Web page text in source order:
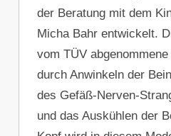
der Beratung mit dem
Micha Bahr entwickelt.
vom TÜV
durch Anwinkeln der
des Gefäß-Nerven-
und das Auskühlen der